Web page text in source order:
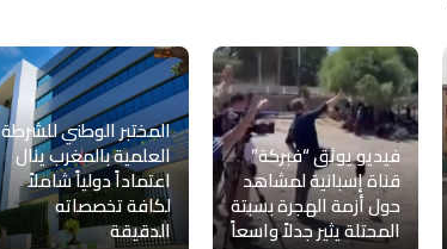
فيديو يوثق “فبركة”
قناة إسبانية لمشاهد
حول أزمة الهجرة بسبتة
المحتلة يثير جدلاً واسعاً
المختبر الوطني للشرطة
العلمية بالمغرب ينال
اعتماداً دولياً شاملاً
لكافة تخصصاته
الدقيقة